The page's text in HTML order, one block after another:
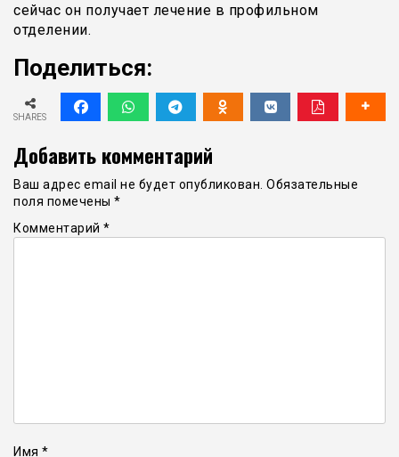
сейчас он получает лечение в профильном
отделении.
Поделиться:
SHARES
Добавить комментарий
Ваш адрес email не будет опубликован. Обязательные
поля помечены *
Комментарий *
Имя *